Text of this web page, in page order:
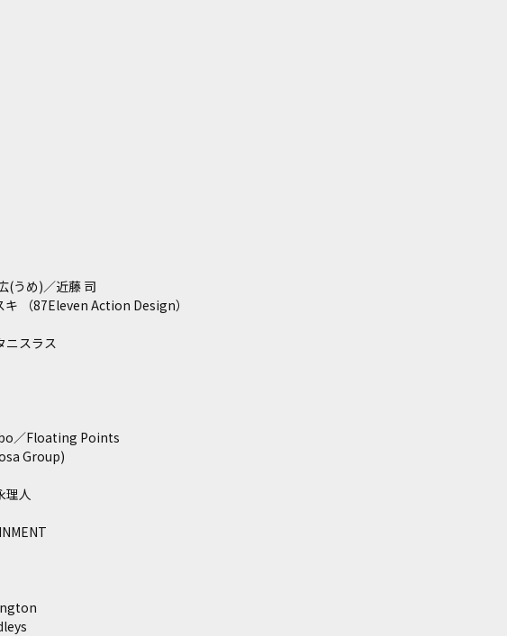
(うめ)／近藤 司
（87Eleven Action Design）
ニスラス
／Floating Points
Group)
理人